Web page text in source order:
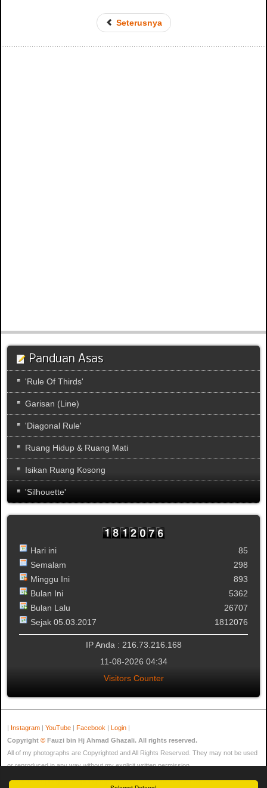
Seterusnya
Panduan Asas
'Rule Of Thirds'
Garisan (Line)
'Diagonal Rule'
Ruang Hidup & Ruang Mati
Isikan Ruang Kosong
'Silhouette'
Hari ini
Semalam
Minggu Ini
Bulan Ini
Bulan Lalu
Sejak 05.03.2017
85
298
893
5362
26707
1812076
IP Anda : 216.73.216.168
11-08-2026 04:34
Visitors Counter
| Instagram | YouTube | Facebook | Login |
Copyright © Fauzi bin Hj Ahmad Ghazali. All rights reserved.
All of my photographs are Copyrighted and All Rights Reserved. They may not be used
or reproduced in any way without my explicit written permission.
Kami mempunyai 12 pengunjung dan tiada ahli dalam talian